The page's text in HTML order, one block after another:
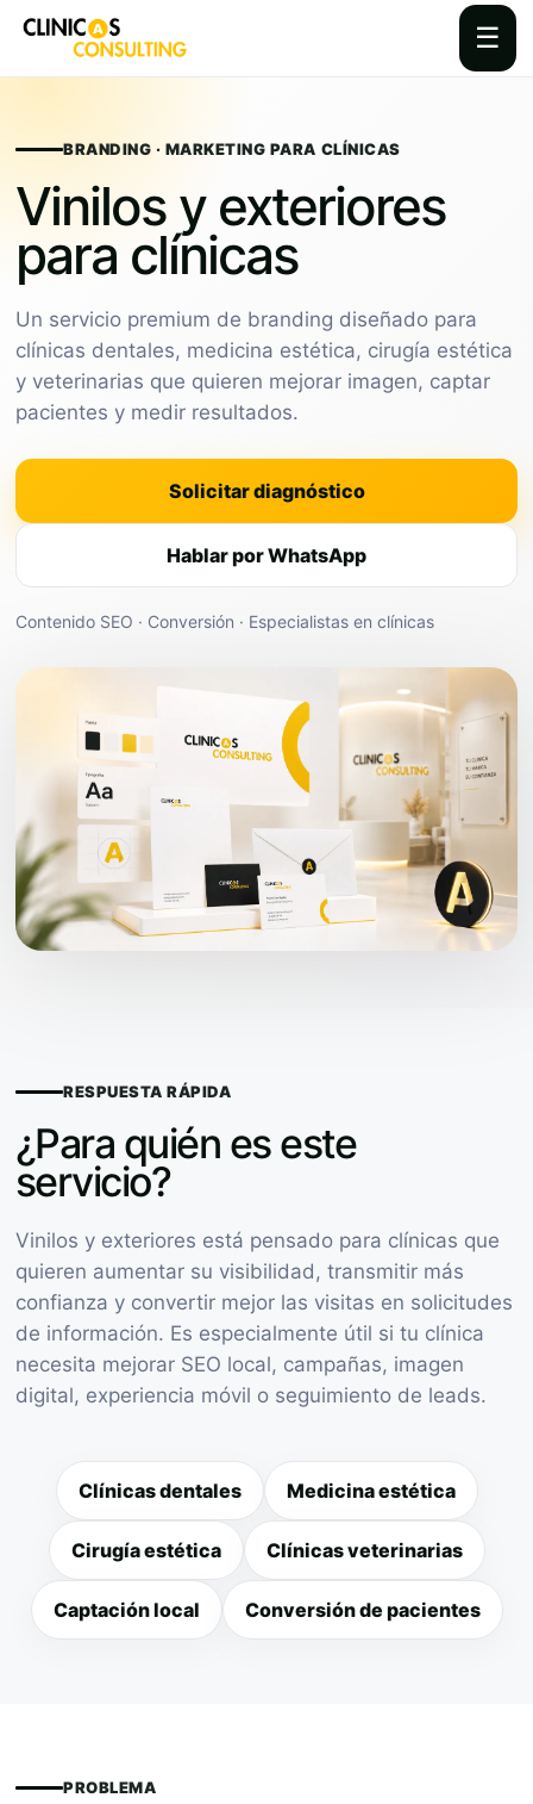
☰
contentBRANDING · MARKETING PARA CLÍNICAS
Vinilos y exteriores
para clínicas
Un servicio premium de branding diseñado para
clínicas dentales, medicina estética, cirugía estética
y veterinarias que quieren mejorar imagen, captar
pacientes y medir resultados.
Solicitar diagnóstico
Hablar por WhatsApp
Contenido SEO · Conversión · Especialistas en clínicas
RESPUESTA RÁPIDA
¿Para quién es este
servicio?
Vinilos y exteriores está pensado para clínicas que
quieren aumentar su visibilidad, transmitir más
confianza y convertir mejor las visitas en solicitudes
de información. Es especialmente útil si tu clínica
necesita mejorar SEO local, campañas, imagen
digital, experiencia móvil o seguimiento de leads.
Clínicas dentales Medicina estética
Cirugía estética Clínicas veterinarias
Captación local Conversión de pacientes
PROBLEMA